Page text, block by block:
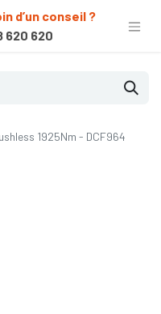
d’un conseil ?
620 620
1925Nm - DCF964